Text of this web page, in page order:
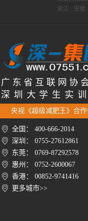
浙江
安徽
广 东 省 互 联 网 协
深 圳 大 学 生 实
央视《超级减肥王》合
全国： 400-666-2014
深圳： 0755-27612861
东莞： 0769-87292578
惠州： 0752-2600067
香港： 00852-9741416
更多城市>>